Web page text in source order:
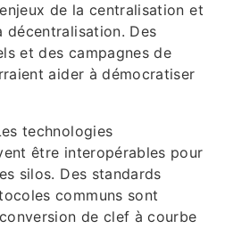
de la centralisation et
décentralisation. Des
et des campagnes de
aider à démocratiser
technologies
être interopérables pour
silos. Des standards
communs sont
de clef à courbe